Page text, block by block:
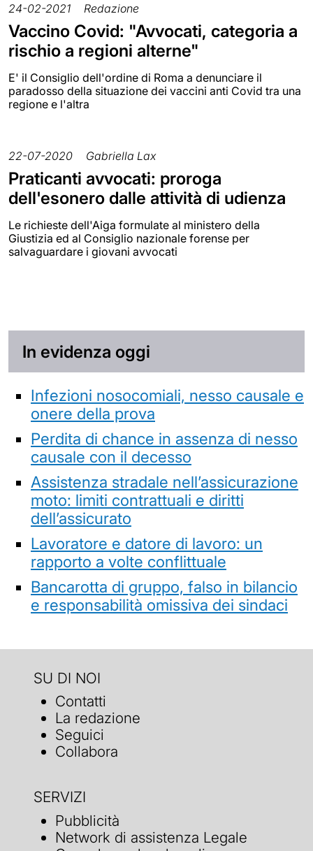
24-02-2021 Redazione
Vaccino Covid: "Avvocati, categoria a
rischio a regioni alterne"
E' il Consiglio dell'ordine di Roma a denunciare il
paradosso della situazione dei vaccini anti Covid tra una
regione e l'altra
22-07-2020 Gabriella Lax
Praticanti avvocati: proroga
dell'esonero dalle attività di udienza
Le richieste dell'Aiga formulate al ministero della
Giustizia ed al Consiglio nazionale forense per
salvaguardare i giovani avvocati
In evidenza oggi
Infezioni nosocomiali, nesso causale e
onere della prova
Perdita di chance in assenza di nesso
causale con il decesso
Assistenza stradale nell’assicurazione
moto: limiti contrattuali e diritti
dell’assicurato
Lavoratore e datore di lavoro: un
rapporto a volte conflittuale
Bancarotta di gruppo, falso in bilancio
e responsabilità omissiva dei sindaci
SU DI NOI
Contatti
La redazione
Seguici
Collabora
SERVIZI
Pubblicità
Network di assistenza Legale